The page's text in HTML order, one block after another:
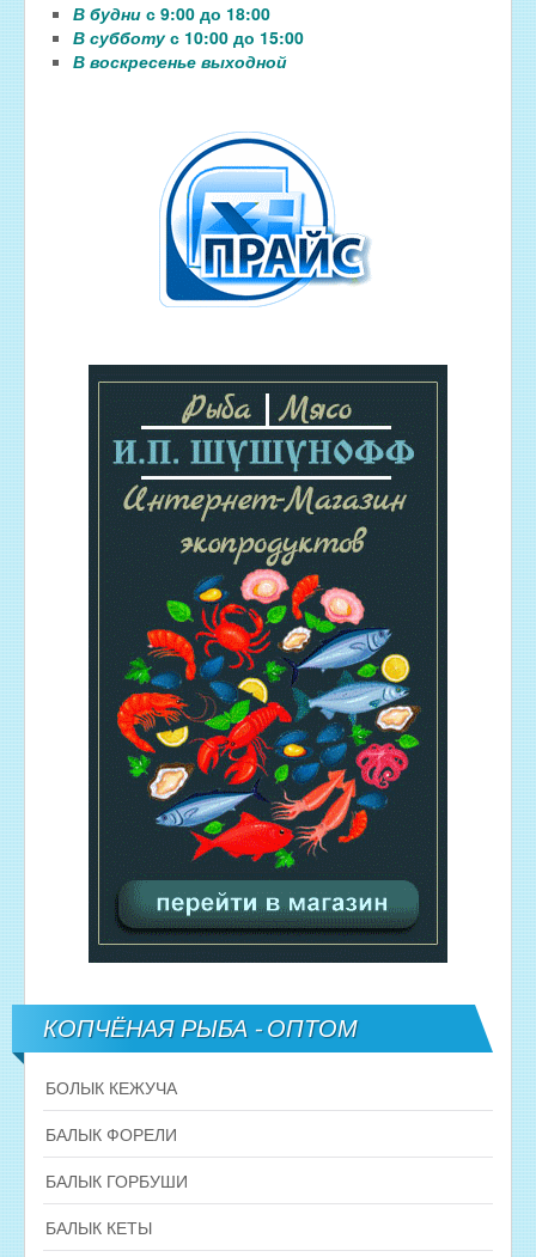
В будни с 9:00 до 18:00
В субботус 10:00 до 15:00
В воскресенье выходной
КОПЧЁНАЯ РЫБА - ОПТОМ
БОЛЫК КЕЖУЧА
БАЛЫК ФОРЕЛИ
БАЛЫК ГОРБУШИ
БАЛЫК КЕТЫ